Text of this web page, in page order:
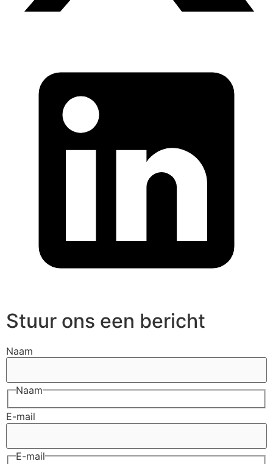
Stuur ons een bericht
Naam
Naam
E-mail
E-mail